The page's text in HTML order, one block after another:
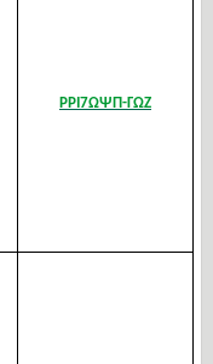
ΡΡΙ7ΩΨΠ-ΓΩΖ